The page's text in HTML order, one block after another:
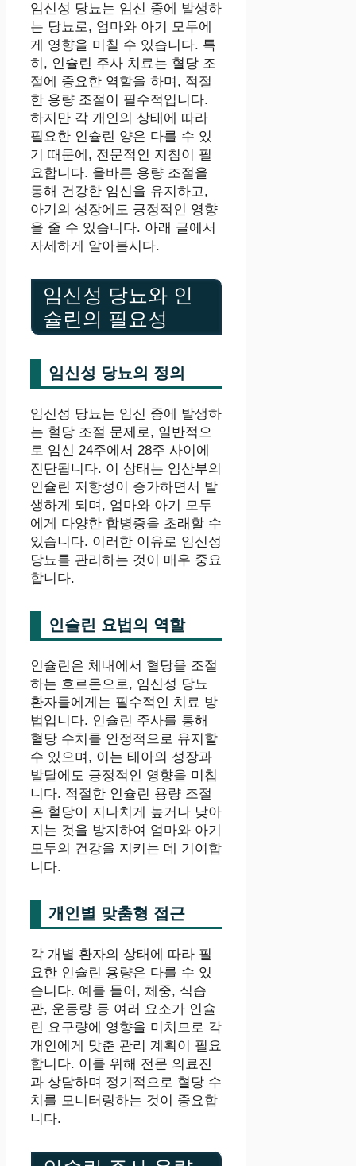
임신성 당뇨는 임신 중에 발생하
는 당뇨로, 엄마와 아기 모두에
게 영향을 미칠 수 있습니다. 특
히, 인슐린 주사 치료는 혈당 조
절에 중요한 역할을 하며, 적절
한 용량 조절이 필수적입니다.
하지만 각 개인의 상태에 따라
필요한 인슐린 양은 다를 수 있
기 때문에, 전문적인 지침이 필
요합니다. 올바른 용량 조절을
통해 건강한 임신을 유지하고,
아기의 성장에도 긍정적인 영향
을 줄 수 있습니다. 아래 글에서
자세하게 알아봅시다.
임신성 당뇨와 인
슐린의 필요성
임신성 당뇨의 정의
임신성 당뇨는 임신 중에 발생하
는 혈당 조절 문제로, 일반적으
로 임신 24주에서 28주 사이에
진단됩니다. 이 상태는 임산부의
인슐린 저항성이 증가하면서 발
생하게 되며, 엄마와 아기 모두
에게 다양한 합병증을 초래할 수
있습니다. 이러한 이유로 임신성
당뇨를 관리하는 것이 매우 중요
합니다.
인슐린 요법의 역할
인슐린은 체내에서 혈당을 조절
하는 호르몬으로, 임신성 당뇨
환자들에게는 필수적인 치료 방
법입니다. 인슐린 주사를 통해
혈당 수치를 안정적으로 유지할
수 있으며, 이는 태아의 성장과
발달에도 긍정적인 영향을 미칩
니다. 적절한 인슐린 용량 조절
은 혈당이 지나치게 높거나 낮아
지는 것을 방지하여 엄마와 아기
모두의 건강을 지키는 데 기여합
니다.
개인별 맞춤형 접근
각 개별 환자의 상태에 따라 필
요한 인슐린 용량은 다를 수 있
습니다. 예를 들어, 체중, 식습
관, 운동량 등 여러 요소가 인슐
린 요구량에 영향을 미치므로 각
개인에게 맞춘 관리 계획이 필요
합니다. 이를 위해 전문 의료진
과 상담하며 정기적으로 혈당 수
치를 모니터링하는 것이 중요합
니다.